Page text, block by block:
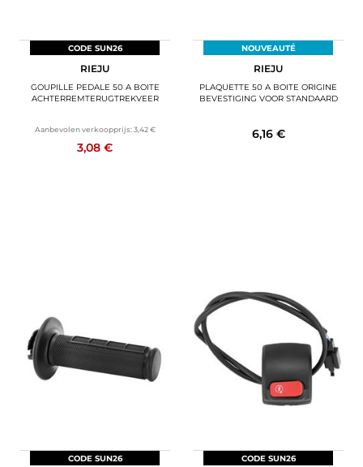
CODE SUN26
RIEJU
GOUPILLE PEDALE 50 A BOITE
ACHTERREMTERUGTREKVEER
Aanbevolen verkoopprijs: 3,42 €
3,08 €
NOUVEAUTÉ
RIEJU
PLAQUETTE 50 A BOITE ORIGINE
BEVESTIGING VOOR STANDAARD
6,16 €
CODE SUN26 CODE SUN26